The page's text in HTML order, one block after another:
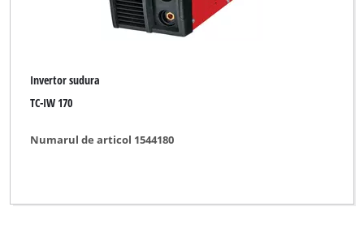
Invertor sudura
TC-IW 170
Numarul de articol 1544180